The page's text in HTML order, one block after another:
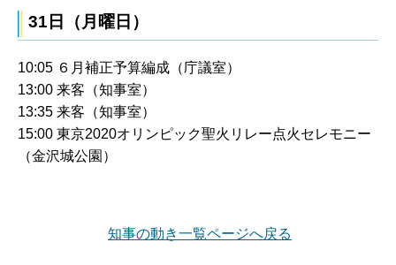
31日（月曜日）
10:05 ６月補正予算編成（庁議室）
13:00 来客（知事室）
13:35 来客（知事室）
15:00 東京2020オリンピック聖火リレー点火セレモニー
（金沢城公園）
知事の動き一覧ページへ戻る